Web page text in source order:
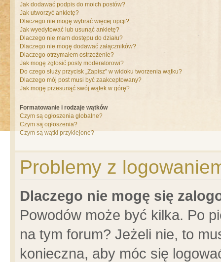
Jak dodawać podpis do moich postów?
Jak utworzyć ankietę?
Dlaczego nie mogę wybrać więcej opcji?
Jak wyedytować lub usunąć ankietę?
Dlaczego nie mam dostępu do działu?
Dlaczego nie mogę dodawać załączników?
Dlaczego otrzymałem ostrzeżenie?
Jak mogę zgłosić posty moderatorowi?
Do czego służy przycisk „Zapisz” w widoku tworzenia wątku?
Dlaczego mój post musi być zaakceptowany?
Jak mogę przesunąć swój wątek w górę?
Formatowanie i rodzaje wątków
Czym są ogłoszenia globalne?
Czym są ogłoszenia?
Czym są wątki przyklejone?
Problemy z
Dlaczego nie mogę się
Powodów może być kilka. Po
na tym forum? Jeżeli nie, to
konieczna, aby móc się